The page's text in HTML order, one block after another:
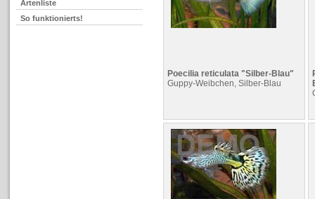
Artenliste
So funktionierts!
Poecilia reticulata "Silber-Blau"
Guppy-Weibchen, Silber-Blau